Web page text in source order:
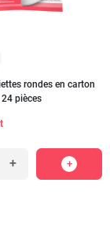
rondes en carton
pièces
+